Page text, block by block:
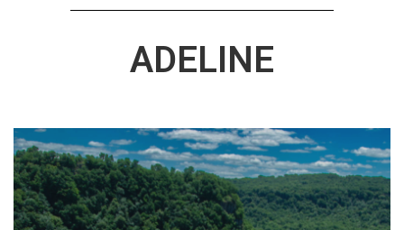
ADELINE